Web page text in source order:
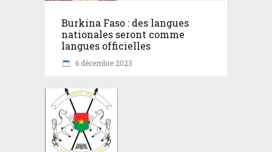
Burkina Faso : des langues
nationales seront comme
langues officielles
6 décembre 2023